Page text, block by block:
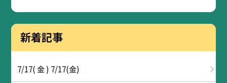
新着記事
7/17( 金 ) 7/17(金)